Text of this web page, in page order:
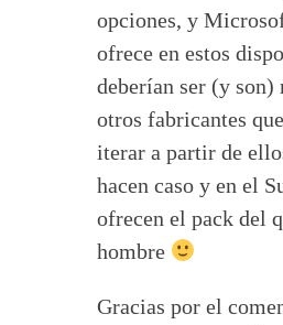
opciones, y
ofrece en estos
deberían ser (y son)
otros fabricantes
iterar a partir de
hacen caso y en el
ofrecen el pack del
hombre
Gracias por el